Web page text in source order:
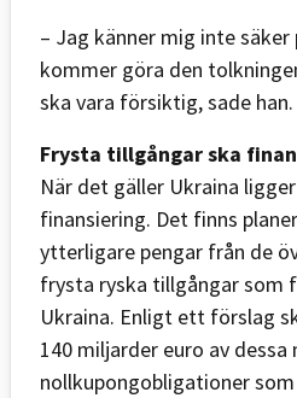
– Jag känner mig inte
kommer göra den
ska vara försiktig, sade han.
Frysta tillgångar ska
När det gäller Ukraina
finansiering. Det finns
ytterligare pengar från de
frysta ryska tillgångar som
Ukraina. Enligt ett förslag
140 miljarder euro av
nollkupongobligationer